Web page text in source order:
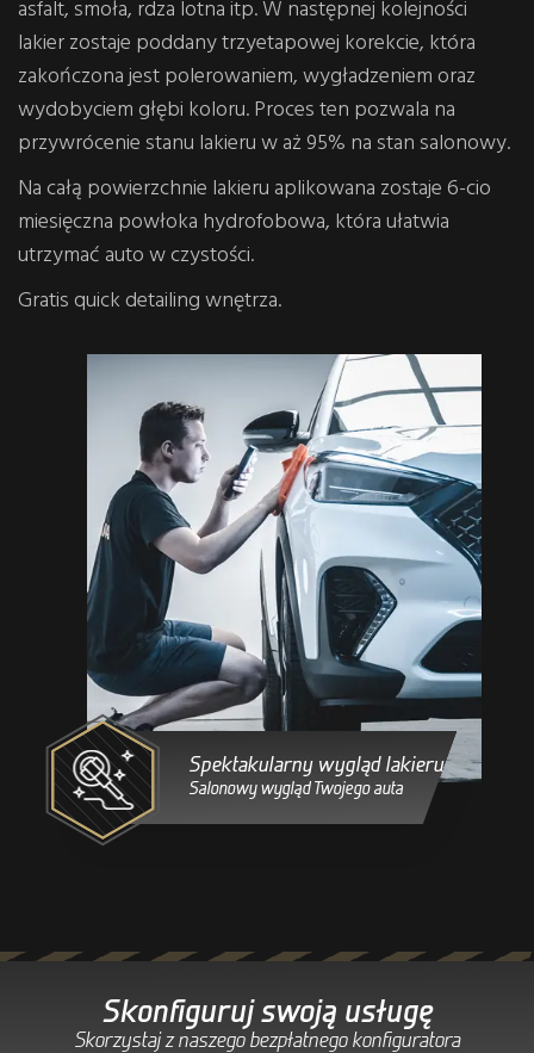
asfalt, smoła, rdza lotna itp. W następnej kolejności
lakier zostaje poddany trzyetapowej korekcie, która
zakończona jest polerowaniem, wygładzeniem oraz
wydobyciem głębi koloru. Proces ten pozwala na
przywrócenie stanu lakieru w aż 95% na stan salonowy.
Na całą powierzchnie lakieru aplikowana zostaje 6-cio
miesięczna powłoka hydrofobowa, która ułatwia
utrzymać auto w czystości.
Gratis quick detailing wnętrza.
Spektakularny wygląd lakieru
Salonowy wygląd Twojego auta
Skonfiguruj swoją usługę
Skorzystaj z naszego bezpłatnego konfiguratora